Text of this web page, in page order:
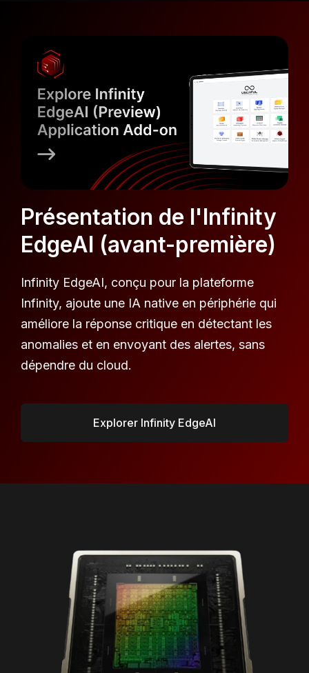
Présentation de l'Infinity
EdgeAI (avant-première)
Infinity EdgeAI, conçu pour la plateforme
Infinity, ajoute une IA native en périphérie qui
améliore la réponse critique en détectant les
anomalies et en envoyant des alertes, sans
dépendre du cloud.
Explorer Infinity EdgeAI